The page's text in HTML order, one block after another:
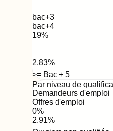
bac+3
bac+4
19%
2.83%
>= Bac + 5
Par niveau de
Demandeurs d'emploi
Offres d'emploi
0%
2.91%